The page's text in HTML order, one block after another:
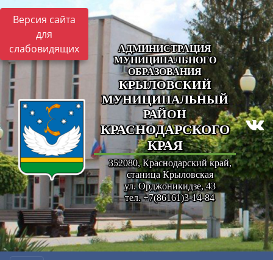
Версия сайта
для
слабовидящих
АДМИНИСТРАЦИЯ
МУНИЦИПАЛЬНОГО
ОБРАЗОВАНИЯ
КРЫЛОВСКИЙ
МУНИЦИПАЛЬНЫЙ
РАЙОН
КРАСНОДАРСКОГО
КРАЯ
352080, Краснодарский край,
станица Крыловская
ул. Орджоникидзе, 43
тел. +7(86161)3-14-84